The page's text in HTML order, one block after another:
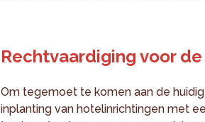
Rechtvaardiging voor
Om tegemoet te komen aan de
inplanting van hotelinrichtingen met